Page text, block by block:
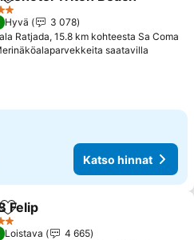
Lisää suosikkeihin
Hyvä
3 078
Ratjada, 15.8 km kohteesta Sa Coma
saatavilla
Katso hinnat
Lisää suosikkeihin
Felip
Loistava
4 665